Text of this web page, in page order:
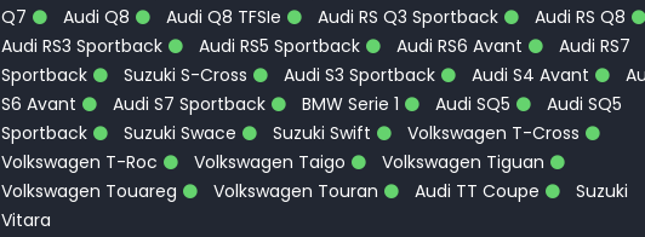
Q7
Audi Q8 Audi Q8 TFSIe Audi RS Q3 Sportback
Audi RS Q8
Audi RS3 Sportback
Audi RS5 Sportback Audi RS6 Avant
Audi RS7
Sportback
Suzuki S-Cross Audi S3 Sportback Audi S4 Avant
S6 Avant
Audi S7 Sportback BMW Serie 1 Audi SQ5
Audi SQ5
Sportback
Suzuki Swace Suzuki Swift
Volkswagen T-Cross
Volkswagen T-Roc
Volkswagen Taigo
Volkswagen Tiguan
Volkswagen Touareg
Volkswagen Touran Audi TT Coupe
Suzuki
Vitara